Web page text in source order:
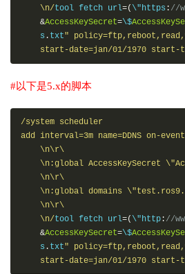
    \n/
tool fetch url=( \"https : //
&AccessKeySecret=\$
    s
. txt"
start-date=jan/01/1970 start-
#以下是5.x的脚本
/system scheduler
add interval=3m name=DDNS on-
    \n\r\
\n:global AccessKeySecret
    \n\r\
\n:global domains
    \n\r\
    \n/
tool fetch url=( \"http : //
&AccessKeySecret=\$
    s
. txt"
start-date=jan/01/1970 start-